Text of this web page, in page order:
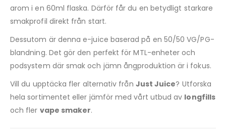
arom i en 60ml flaska. Därför får du en betydligt starkare
smakprofil direkt från start.
Dessutom är denna e-juice baserad på en 50/50 VG/PG-
blandning. Det gör den perfekt för MTL-enheter och
podsystem där smak och jämn ångproduktion är i fokus.
Vill du upptäcka fler alternativ från Just Juice? Utforska
hela sortimentet eller jämför med vårt utbud av longfills
och fler vape smaker.